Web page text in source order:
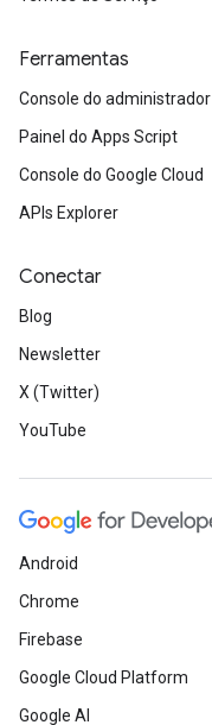
Ferramentas
Console do administrador
Painel do Apps Script
Console do Google Cloud
APIs Explorer
Conectar
Blog
Newsletter
X (Twitter)
YouTube
Android
Chrome
Firebase
Google Cloud Platform
Google AI